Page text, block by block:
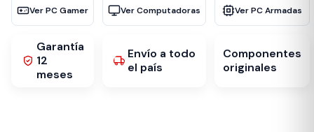
Ver PC Gamer Ver Computadoras Ver PC Armadas
Garantía
12
meses
Envío a todo
el país
Componentes
originales